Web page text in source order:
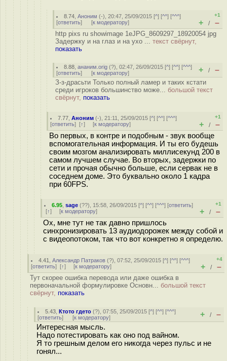
8.74 ,Аноним (-), 20:47, 25/09/2015 [^] [^^] [^^^]
[ответить] [к модератору]
+1
+ / –
http pixs ru showimage 1eJPG_8609297_18920054 jpg
Задержку и на глаз и на ухо ... текст свёрнут,
показать
8.88 ,ананим.orig (?), 02:47, 26/09/2015 [^] [^^] [^^^]
[ответить] [к модератору] + / –
З-з-драсьти Только полный ламер и таких кстати
среди игроков большинство може... большой текст
свёрнут, показать
7.77 ,Аноним (-), 21:11, 25/09/2015 [^] [^^] [^^^]
[ответить] [↑] [к модератору]
+1
+ / –
Во первых, в контре и подобным - звук вообще
вспомогательная информация. И ты его будешь
своим мозгом анализировать миллисекунд 200 в
самом лучшем случае. Во вторых, задержки по
сети и прочая обычно больше, если сервак не в
соседнем доме. Это буквально около 1 кадра
при 60FPS.
6.95 ,sage (??), 15:58, 26/09/2015 [^] [^^] [^^^] [ответить]
[↑] [к модератору]
+1
+ / –
Ох, мне тут не так давно пришлось
синхронизировать 13 аудиодорожек между собой и
с видеопотоком, так что вот конкретно я определю.
4.41 ,Александр Патраков (?), 07:52, 25/09/2015 [^] [^^] [^^^]
[ответить] [↑] [к модератору]
+4
+ / –
Тут скорее ошибка перевода или даже ошибка в
первоначальной формулировке Основн... большой текст
свёрнут, показать
5.43 ,Ктото гдето (?), 07:55, 25/09/2015 [^] [^^] [^^^]
[ответить] [к модератору] + / –
Интересная мысль.
Надо потестировать как оно под вайном.
Я то грешным делом его никогда через пульс и не
гонял...